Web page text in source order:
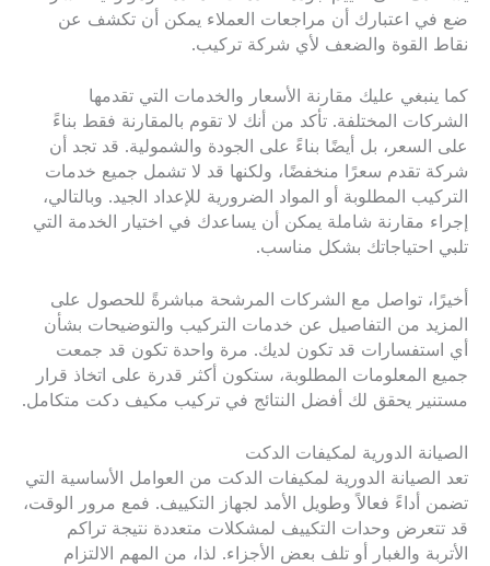
ضع في اعتبارك أن مراجعات العملاء يمكن أن تكشف عن
نقاط القوة والضعف لأي شركة تركيب.
كما ينبغي عليك مقارنة الأسعار والخدمات التي تقدمها
الشركات المختلفة. تأكد من أنك لا تقوم بالمقارنة فقط بناءً
على السعر، بل أيضًا بناءً على الجودة والشمولية. قد تجد أن
شركة تقدم سعرًا منخفضًا، ولكنها قد لا تشمل جميع خدمات
التركيب المطلوبة أو المواد الضرورية للإعداد الجيد. وبالتالي،
إجراء مقارنة شاملة يمكن أن يساعدك في اختيار الخدمة التي
تلبي احتياجاتك بشكل مناسب.
أخيرًا، تواصل مع الشركات المرشحة مباشرةً للحصول على
المزيد من التفاصيل عن خدمات التركيب والتوضيحات بشأن
أي استفسارات قد تكون لديك. مرة واحدة تكون قد جمعت
جميع المعلومات المطلوبة، ستكون أكثر قدرة على اتخاذ قرار
مستنير يحقق لك أفضل النتائج في تركيب مكيف دكت متكامل.
الصيانة الدورية لمكيفات الدكت
تعد الصيانة الدورية لمكيفات الدكت من العوامل الأساسية التي
تضمن أداءً فعالاً وطويل الأمد لجهاز التكييف. فمع مرور الوقت،
قد تتعرض وحدات التكييف لمشكلات متعددة نتيجة تراكم
الأتربة والغبار أو تلف بعض الأجزاء. لذا، من المهم الالتزام